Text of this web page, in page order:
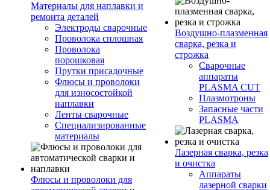
Материалы для наплавки и
ремонта деталей
Электроды сварочные
Проволока сплошная
Проволока
порошковая
Прутки присадочные
Флюсы и проволоки
для износостойкой
наплавки
Ленты сварочные
Специализированные
материалы
Флюсы и проволоки для
Воздушно-плазменная
сварка, резка и
строжка
Сварочные
аппараты
PLASMA CUT
Плазмотроны
Запасные части
PLASMA
Лазерная сварка, резка
и очистка
Аппараты
лазерной сварки